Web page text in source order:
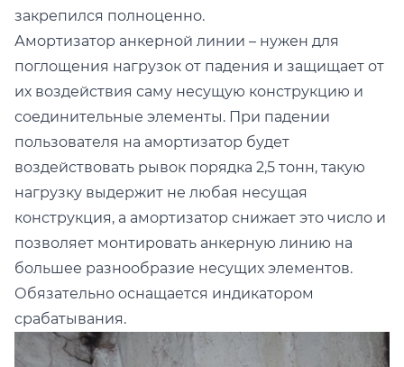
закрепился полноценно.
Амортизатор анкерной линии – нужен для
поглощения нагрузок от падения и защищает от
их воздействия саму несущую конструкцию и
соединительные элементы. При падении
пользователя на амортизатор будет
воздействовать рывок порядка 2,5 тонн, такую
нагрузку выдержит не любая несущая
конструкция, а амортизатор снижает это число и
позволяет монтировать анкерную линию на
большее разнообразие несущих элементов.
Обязательно оснащается индикатором
срабатывания.